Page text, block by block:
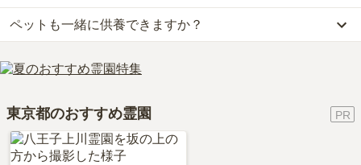
総合評価
2.8
ＪＲ宇都宮線 野木から品川へ京浜東北線で蒲田へ行き池上線で
池上そのものが山で歩くのは年寄りは骨が折れる。まして水桶
費用は、約60万円からとなっております。
日蓮宗大本山 長栄山 池上本門寺がある東京都の樹木葬の相場価格
は、約81万円です。
樹木葬
について詳しく知りたい方は『
ット＆デメリット・仕組みを解説
はい、日蓮宗大本山 長栄山 池上本門寺は永代供養に対応していま
す。
費用は、約60万円からとなっております。
日蓮宗大本山 長栄山 池上本門寺がある東京都の永代供養墓の相場
永代供養について詳しく知りたい方は『
永代供養墓をわかりやすく
解説！』をご覧ください。
ペットも一緒に供養できますか？
はい、日蓮宗大本山 長栄山 池上本門寺はペット供養に対応してお
ります。
りますので、資料請求で詳細条件をご確認ください。
東京都のおすすめ霊園